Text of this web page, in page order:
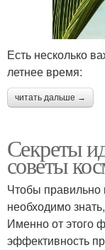
Есть несколько
летнее время:
читать дальше →
Секреты
советы
Чтобы правильно
необходимо
Именно от этого
эффективность